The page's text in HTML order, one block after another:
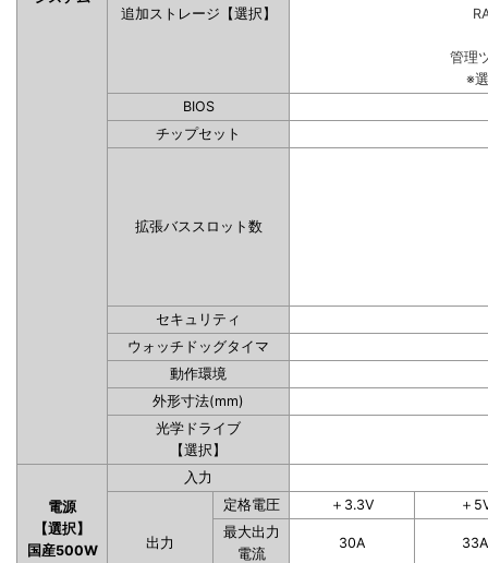
追加ストレージ【選択】
管理
※
BIOS
チップセット
拡張バススロット数
セキュリティ
ウォッチドッグタイマ
動作環境
外形寸法(mm)
光学ドライブ
【選択】
電源
【選択】
国産500W
入力
出力
定格電圧 ＋3.3V
＋
最大出力
電流
30A 33A